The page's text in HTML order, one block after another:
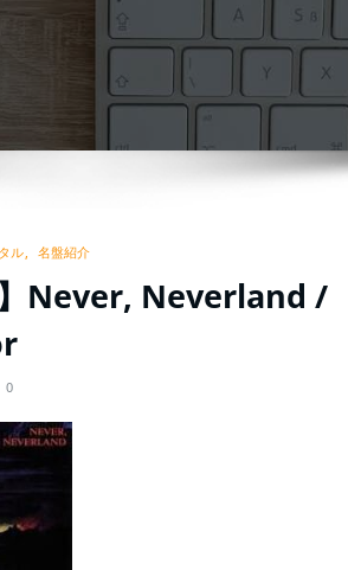
ル 名盤紹介
】Never, Neverland /
0